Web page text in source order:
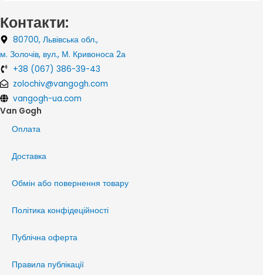
Контакти:
80700, Львівська обл.,
м. Золочів, вул., М. Кривоноса 2а
+38 (067) 386-39-43
zolochiv@vangogh.com
vangogh-ua.com
Van Gogh
Оплата
Доставка
Обмін або повернення товару
Політика конфідеційності
Публічна оферта
Правила публікації